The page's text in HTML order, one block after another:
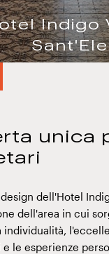
unica
dell'Hotel
dell'area in cui
individualità,
le esperienze
Indigo